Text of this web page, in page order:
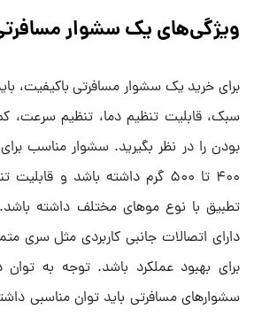
ویژگی‌های یک سشوار
برای خرید یک سشوار مسافرتی باکیفیت،
سبک، قابلیت تنظیم دما، تنظیم سرعت،
بودن را در نظر بگیرید. سشوار مناسب
۴۰۰ تا ۵۰۰ گرم داشته باشد و
تطبیق با نوع موهای مختلف داشته
دارای اتصالات جانبی کاربردی مثل سری
برای بهبود عملکرد باشد. توجه به
سشوارهای مسافرتی باید توان مناسبی